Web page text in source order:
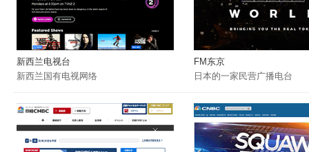
新西兰电视台
新西兰国有电视网络
FM东京
日本的一家民营广播电台